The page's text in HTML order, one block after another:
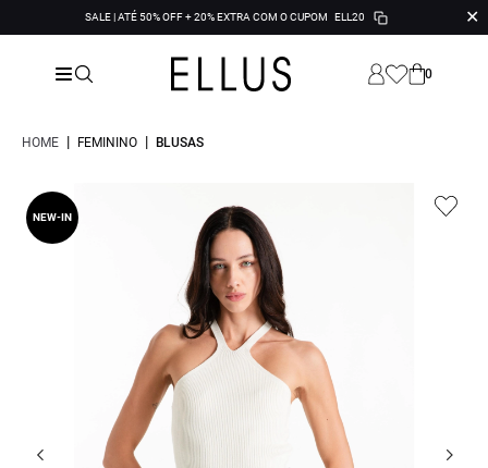
SALE | ATÉ 50% OFF + 20% EXTRA COM O CUPOM ELL20 ✕
0
HOME | FEMININO | BLUSAS
NEW-IN